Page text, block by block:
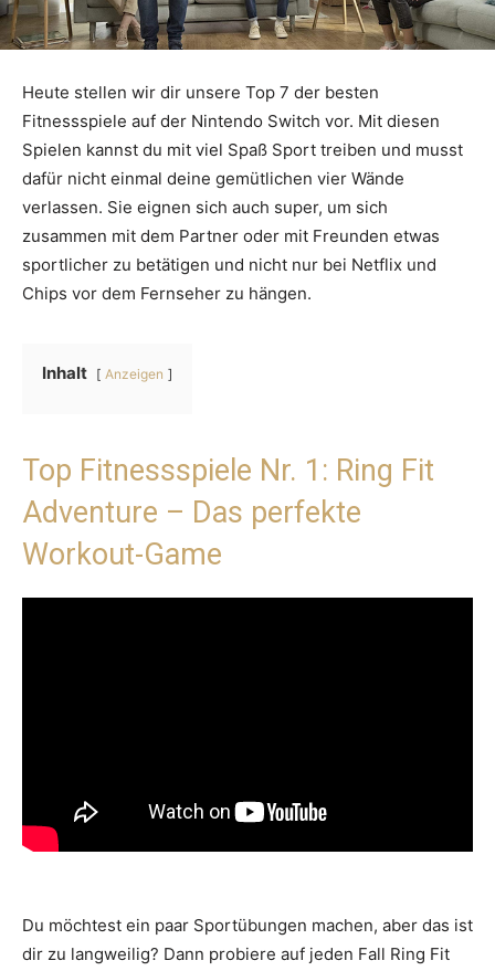
Heute stellen wir dir unsere Top 7 der besten
Fitnessspiele auf der Nintendo Switch vor. Mit diesen
Spielen kannst du mit viel Spaß Sport treiben und musst
dafür nicht einmal deine gemütlichen vier Wände
verlassen. Sie eignen sich auch super, um sich
zusammen mit dem Partner oder mit Freunden etwas
sportlicher zu betätigen und nicht nur bei Netflix und
Chips vor dem Fernseher zu hängen.
Inhalt Anzeigen
Top Fitnessspiele Nr. 1: Ring Fit
Adventure – Das perfekte
Workout-Game
Du möchtest ein paar Sportübungen machen, aber das ist
dir zu langweilig? Dann probiere auf jeden Fall Ring Fit